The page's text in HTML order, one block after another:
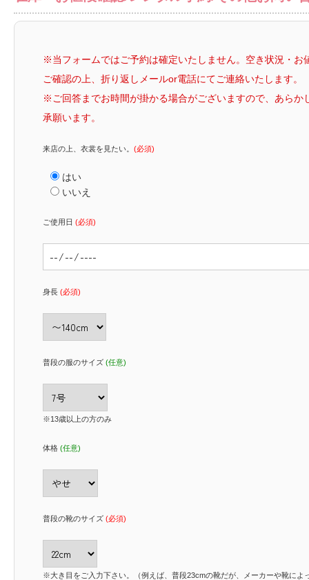
※当フォームではご予約は確定いたしません。空き状況・お
ご確認の上、折り返しメールor電話にてご連絡いたします。
※ご回答までお時間が掛かる場合がございますので、あらか
承願います。
来店の上、衣裳を見たい。 (必須)
はい
いいえ
ご使用日 (必須)
身長 (必須)
普段の服のサイズ (任意)
※13歳以上の方のみ
体格 (任意)
普段の靴のサイズ (必須)
※大き目をご入力下さい。（例えば、普段23cmの靴だが、メーカーや靴によ